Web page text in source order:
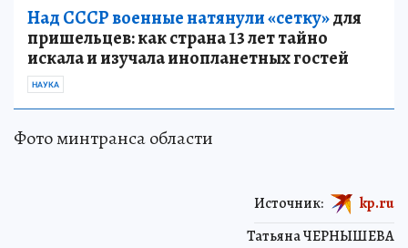
Над СССР военные натянули «сетку»для
пришельцев: как страна 13 лет тайно
искала и изучала инопланетных гостей
НАУКА
Фото минтранса области
Татьяна ЧЕРНЫШЕВА
Источник: kp.ru